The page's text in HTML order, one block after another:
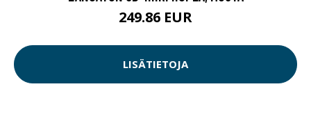
249.86 EUR
LISÄTIETOJA